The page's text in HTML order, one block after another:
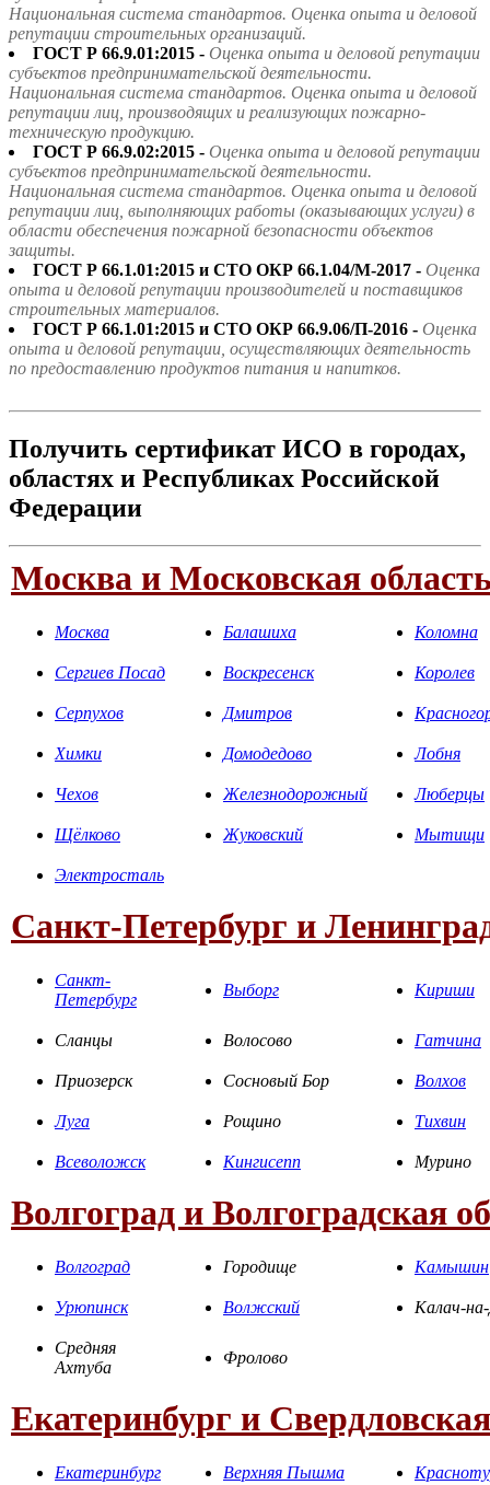
Национальная система стандартов. Оценка опыта и деловой
репутации строительных организаций.
ГОСТ Р 66.9.01:2015 - Оценка опыта и деловой репутации
субъектов предпринимательской деятельности.
Национальная система стандартов. Оценка опыта и деловой
репутации лиц, производящих и реализующих пожарно-
техническую продукцию.
ГОСТ Р 66.9.02:2015 - Оценка опыта и деловой репутации
субъектов предпринимательской деятельности.
Национальная система стандартов. Оценка опыта и деловой
репутации лиц, выполняющих работы (оказывающих услуги) в
области обеспечения пожарной безопасности объектов
защиты.
ГОСТ Р 66.1.01:2015 и СТО ОКР 66.1.04/М-2017 - Оценка
опыта и деловой репутации производителей и поставщиков
строительных материалов.
ГОСТ Р 66.1.01:2015 и СТО ОКР 66.9.06/П-2016 - Оценка
опыта и деловой репутации, осуществляющих деятельность
по предоставлению продуктов питания и напитков.
Получить сертификат ИСО в городах,
областях и Республиках Российской
Федерации
Москва и Московская
Москва Балашиха Коломна
Сергиев Посад Воскресенск Королев
Серпухов Дмитров
Химки Домодедово Лобня
Чехов Железнодорожный Люберцы
Щёлково Жуковский Мытищи
Электросталь
Санкт-Петербург и
Санкт-
Петербург
Выборг Кириши
Сланцы Волосово Гатчина
Приозерск Сосновый Бор Волхов
Луга Рощино Тихвин
Всеволожск Кингисепп Мурино
Волгоград и Волгоградская
Волгоград Городище Камышин
Урюпинск Волжский Калач-
Средняя
Ахтуба
Фролово
Екатеринбург и
Екатеринбург Верхняя Пышма